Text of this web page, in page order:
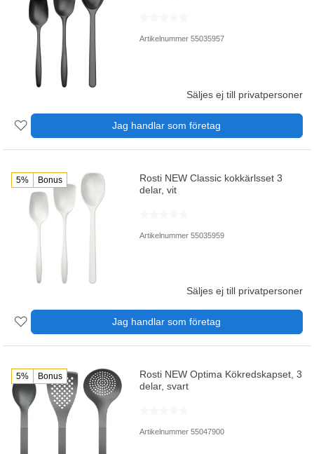
Artikelnummer 55035957
Säljes ej till privatpersoner
Jag handlar som företag
5% Bonus
Rosti NEW Classic kokkärlsset 3
delar, vit
Artikelnummer 55035959
Säljes ej till privatpersoner
Jag handlar som företag
5% Bonus
Rosti NEW Optima Kökredskapset, 3
delar, svart
Artikelnummer 55047900